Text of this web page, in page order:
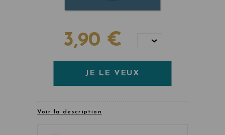
3,90 €
JE LE VEUX
Voir la description